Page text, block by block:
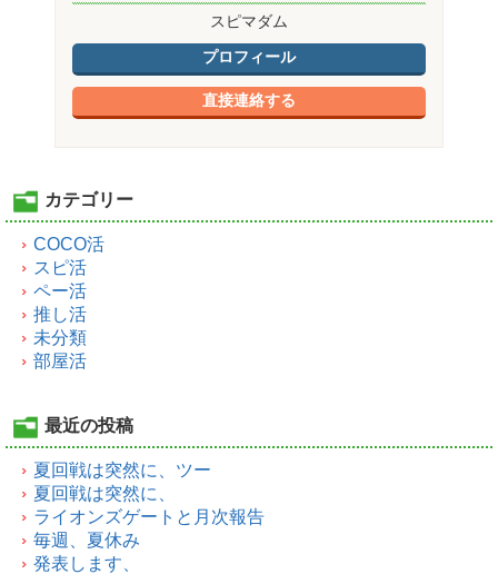
スピマダム
プロフィール
直接連絡する
カテゴリー
COCO活
スピ活
ペー活
推し活
未分類
部屋活
最近の投稿
夏回戦は突然に、ツー
夏回戦は突然に、
ライオンズゲートと月次報告
毎週、夏休み
発表します、